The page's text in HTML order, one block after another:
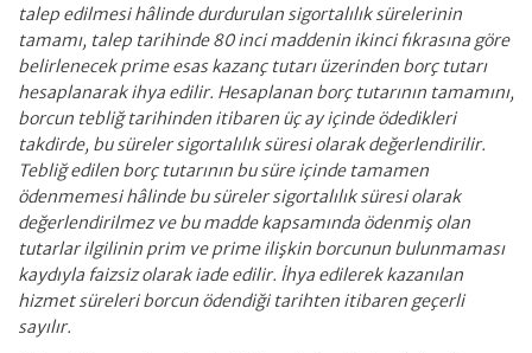
talep edilmesi hâlinde durdurulan sigortalılık sürelerinin
tamamı, talep tarihinde 80 inci maddenin ikinci fıkrasına göre
belirlenecek prime esas kazanç tutarı üzerinden borç tutarı
hesaplanarak ihya edilir. Hesaplanan borç tutarının tamamını,
borcun tebliğ tarihinden itibaren üç ay içinde ödedikleri
takdirde, bu süreler sigortalılık süresi olarak değerlendirilir.
Tebliğ edilen borç tutarının bu süre içinde tamamen
ödenmemesi hâlinde bu süreler sigortalılık süresi olarak
değerlendirilmez ve bu madde kapsamında ödenmiş olan
tutarlar ilgilinin prim ve prime ilişkin borcunun bulunmaması
kaydıyla faizsiz olarak iade edilir. İhya edilerek kazanılan
hizmet süreleri borcun ödendiği tarihten itibaren geçerli
sayılır.